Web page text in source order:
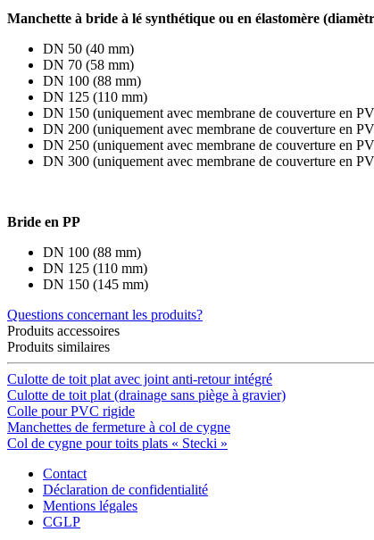
Manchette à bride à lé synthétique ou en élastomère
DN 50 (40 mm)
DN 70 (58 mm)
DN 100 (88 mm)
DN 125 (110 mm)
DN 150 (uniquement avec membrane de couverture en
DN 200 (uniquement avec membrane de couverture en
DN 250 (uniquement avec membrane de couverture en
DN 300 (uniquement avec membrane de couverture en
Bride en PP
DN 100 (88 mm)
DN 125 (110 mm)
DN 150 (145 mm)
Questions concernant les produits?
Produits accessoires
Produits similaires
Culotte de toit plat avec joint anti-retour intégré
Culotte de toit plat (drainage sans piège à gravier)
Colle pour PVC rigide
Manchettes de fermeture à col de cygne
Col de cygne pour toits plats « Stecki »
Contact
Déclaration de confidentialité
Mentions légales
CGLP